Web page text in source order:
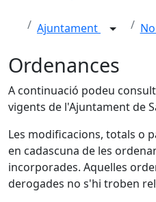
Ajuntament
Ordenances
A continuació podeu
vigents de l'Ajuntament de
Les modificacions, totals o
en cadascuna de les
incorporades. Aquelles
derogades no s'hi troben